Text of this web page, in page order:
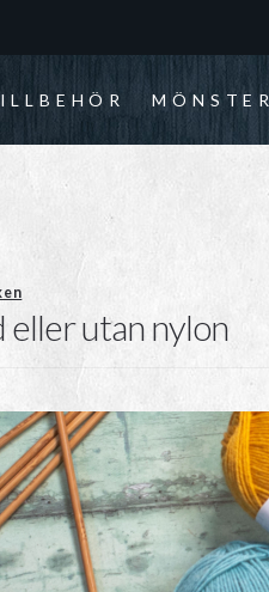
MÖNSTER
eller utan nylon